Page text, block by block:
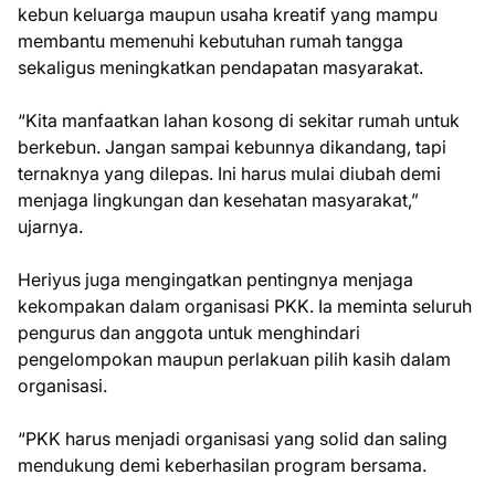
kebun keluarga maupun usaha kreatif yang mampu
membantu memenuhi kebutuhan rumah tangga
sekaligus meningkatkan pendapatan masyarakat.
“Kita manfaatkan lahan kosong di sekitar rumah untuk
berkebun. Jangan sampai kebunnya dikandang, tapi
ternaknya yang dilepas. Ini harus mulai diubah demi
menjaga lingkungan dan kesehatan masyarakat,”
ujarnya.
Heriyus juga mengingatkan pentingnya menjaga
kekompakan dalam organisasi PKK. Ia meminta seluruh
pengurus dan anggota untuk menghindari
pengelompokan maupun perlakuan pilih kasih dalam
organisasi.
“PKK harus menjadi organisasi yang solid dan saling
mendukung demi keberhasilan program bersama.